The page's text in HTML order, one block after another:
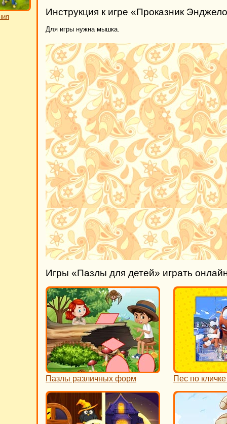
Инструкция к игре «Проказник
Для игры нужна мышка.
Игры «Пазлы для детей» играть
Пазлы различных форм Пес по